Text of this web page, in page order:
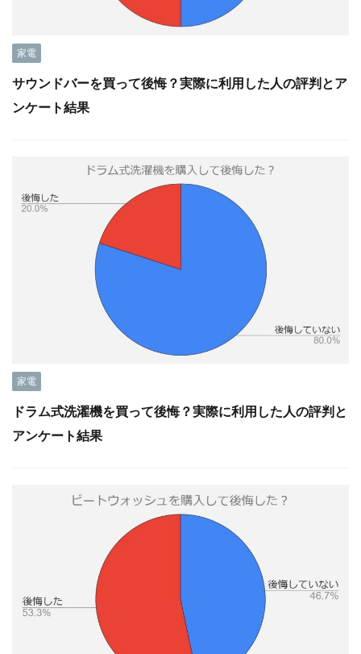
家電
サウンドバーを買って後悔？実際に利用した人の評判とア
ンケート結果
家電
ドラム式洗濯機を買って後悔？実際に利用した人の評判と
アンケート結果